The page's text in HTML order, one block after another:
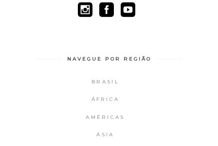
NAVEGUE POR REGIÃO
BRASIL
ÁFRICA
AMÉRICAS
ÁSIA